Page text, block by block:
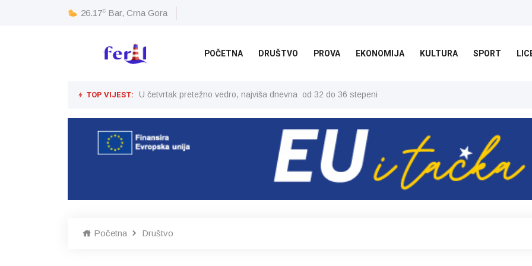
26.17c Bar, Crna Gora
POČETNA DRUŠTVO PROVA EKONOMIJA KULTURA SPORT
TOP VIJEST: U četvrtak pretežno vedro, najviša dnevna od 32 do 36 stepeni
Početna Društvo